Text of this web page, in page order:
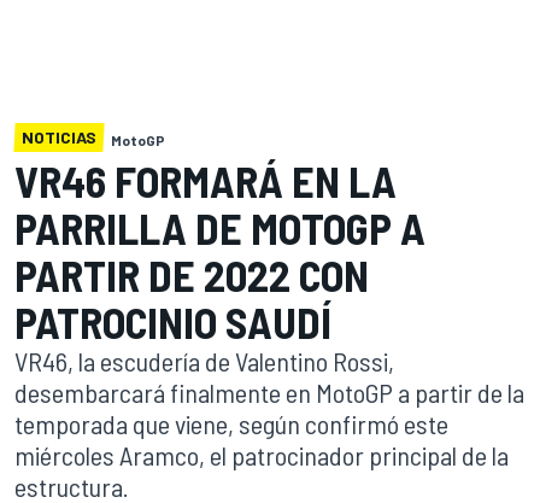
NOTICIAS MotoGP
VR46 FORMARÁ EN LA
PARRILLA DE MOTOGP A
PARTIR DE 2022 CON
PATROCINIO SAUDÍ
VR46, la escudería de Valentino Rossi,
desembarcará finalmente en MotoGP a partir de la
temporada que viene, según confirmó este
miércoles Aramco, el patrocinador principal de la
estructura.